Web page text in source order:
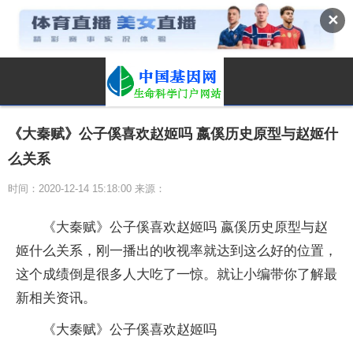
✕
《大秦赋》公子傒喜欢赵姬吗 嬴傒历史原型与赵姬什
么关系
时间：2020-12-14 15:18:00 来源：
《大秦赋》公子傒喜欢赵姬吗 嬴傒历史原型与赵
姬什么关系，刚一播出的收视率就达到这么好的位置，
这个成绩倒是很多人大吃了一惊。就让小编带你了解最
新相关资讯。
《大秦赋》公子傒喜欢赵姬吗